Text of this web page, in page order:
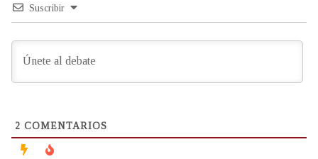
Suscribir
2 COMENTARIOS